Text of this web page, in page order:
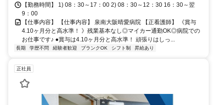
【勤務時間】 1) 08：30～17：00 2) 08：30～12：30 16：30～翌
9：00
【仕事内容】 【仕事内容】 泉南大阪晴愛病院 【正看護師】 《賞与
4.10ヶ月分と高水準！ 》残業基本なし◎マイカー通勤OK◎病院での
お仕事です♪ ●賞与は4.10ヶ月分と高水準！ 頑張りはしっ...
長期 学歴不問 経験者歓迎 ブランクOK シフト制 昇給あり
正社員